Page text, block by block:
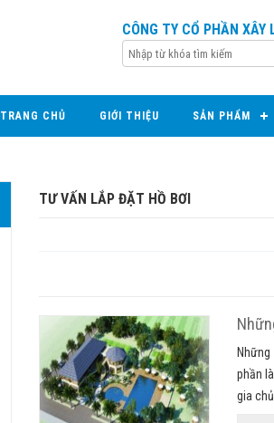
CÔNG TY CỔ PHẦN
TRANG CHỦ GIỚI THIỆU SẢN PHẨM
TƯ VẤN LẮP ĐẶT HỒ BƠI
phần
gia